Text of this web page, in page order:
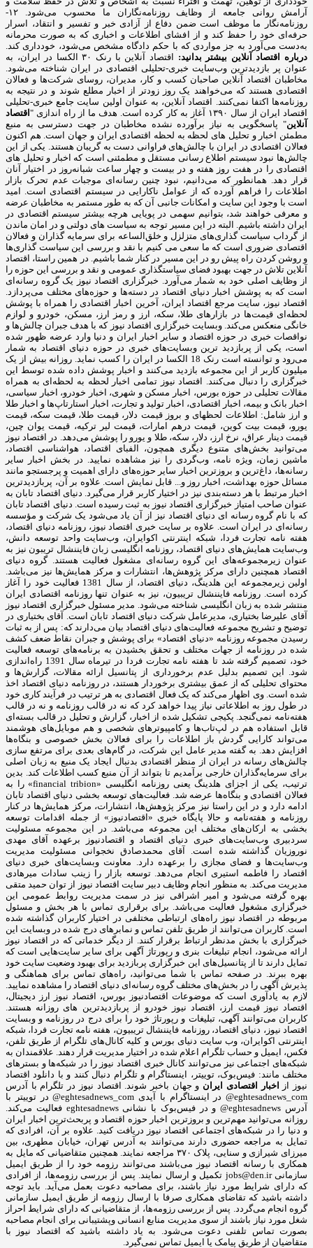
آرامش روانی جامعه از وظایف روزنامه‌نگاران ما محسوب می‌شود. ۱۲-
روزنامه‌نگار ما موظف است ضمن دفاع از آزادی خبر و تفسیر و انتقاد، اسرار
حرفه‌ای خود را حفظ کند و از افشای اطلاعات و اخباری که به صورت محرمانه
به‌دست می‌آورد به جز مواردی که با حکم دادگاه مشخص می‌شود، خودداری کند.
درباره اقتصاد آنلاین بیشتر بدانید:
اقتصاد آنلاین با رنک ۳۰ الکسا در ایران، به
عنوان پر بازدیدترین وب‌سایت خبری-تحلیلی اقتصادی در ایران شناخته می‌شود.
مخاطبان اقتصاد آنلاین صاحبان کسب و کار، مدیران، روسای شرکت‌ها و فعالان
اقتصادی هستند که می‌خواهند یک روز زودتر از اخبار مطلع شوند و در نتیجه به
روزنامه‌ها اکتفا نمی‌کنند. اقتصاد آنلاین، به عنوان اولین سایت جامع خبری-تحلیلی
اقتصاد ایران از سال ۱۳۹۰ آغاز به کار کرده است. هدف ما از راه اندازی "
اقتصاد
آنلاین" پاسخگویی به نیاز برآورده نشده مخاطبان در جهت دسترسی به منبع
مطمئن اخبار و تحلیل های لحظه به لحظه اقتصادی ایران و جهان است. هم اکنون
فعالان اقتصادی در ایران با چالش‌های فراوانی دست به گریبان هستند. یکی از این
چالش‌ها نبود سیستم اطلاع رسانی مستقل و مطمئنی است که اخبار و تحلیل های
اقتصادی را در هفت روز هفته و در بیست و چهار ساعت شبانه‌روز در اختیار آنان
قرار دهد. همانطور که می‌دانیم، نبود چنین رسانه‌ای موجبات عدم تحرک بازار
اطلاعات را فراهم آورده که از عوامل ناکارایی در سیستم اقتصادی است. امید
است با وجود این سایت و امکانات جانبی آن که به طور مستمر به مخاطبان عرضه
و معرفی خواهند شد، بتوانیم سهمی در پویایی هرچه بیشتر سیستم اقتصادی در
ایران داشته باشیم. البته در این مسیر توجه به سیاست های دولتی و در امان ماندن
از گرداب سیاست گذاری‌های متزلزل و خلق‌الساعه برای سرمایه گذاران و فعالان
اقتصادی ضروری است که ما سعی می کنیم با نقد و بررسی این سیاست گذاری‌ها
و روشن کردن راه پیش رو در این مسیر در کنار شما باشیم. در همین راستا، اقتصاد
آنلاین تلاش در جهت بهبود فضای سیاستگذاری عمومی و نقد و بررسی این حوزه را
از وظایف اصلی خود به شمار می‌آورد. خبرگزاری اقتصاد نیوز یک گروه رسانه‌ای
است که به پوشش اخبار دنیای اقتصاد در دسته‌ها و حوزه‌های مختلف می‌پردازد.
اقتصاد نیوز، سایت مرجع اقتصاد ایران، آخرین اخبار اقتصادی را همراه با پوشش
لحظه‌ای قیمت‌ها در بازارهای طلا، سکه، ارز و رمز ارز، مسکن، خودرو و لوازم
خانگی منعکس می‌کند. وبسایت خبرگزاری اقتصاد نیوز که با هدف جبران چالش‌ها و
نواقصات خبری در حوزه اقتصاد و سایر اخبار ایران و دنیا وارد عرضه ظهور شده
است، یکی از پربازدید ترین وبسایت‌های خبری در حوزه دنیای اقتصاد به شمار
می‌رود و توانسته است رنک 18 الکسا در ایران را کسب نماید. روزانه بیش از یک
میلیون کاربر از این مجموعه بازدید می‌کنند و اخبار پوشش داده شده توسط این
خبرگزاری را دنبال می‌کنند. اقتصاد نیوز تمامی اخبار لحظه به لحظه‌ای به همراه
مقالات تحلیلی در حوزه بورس، اخبار مسکن و شهری، اخبار خودرو، اخبار سیاسی،
اخبار بانک و بیمه، اخبار اقتصادی، اخبار تولید و تجارت، اخبار استارتاپ‌ها و اخبار طلا
و ارز شامل: اطلاعات لحظهای و بروز قیمت دلار، قیمت طلا، قیمت سکه، قیمت
یورو، قیمت بیت کوین، قیمت درهم امارات، قیمت لیر ترکیه، قیمت یوان چین،
قیمت دینار عراق، نرخ ارز، دلار، سکه، طلا و یورو را پوشش می‌دهد. در اقتصاد نیوز
می‌توانید بخش‌های متنوع دیگری همچون، الفبای اقتصاد، هواشناسی اقتصاد،
ماشین زمان، ویژه نامه، وب‌گردی را نیز مشاهده نمایید. در بخش اخبار سایر
رسانه‌ها، داغ‌ترین و بروزترین اخبار سایر حوزه‌های دارای اهمیت و پرجستجو مانند
مسائل حوزه بهداشت، اخبار روز و... قابل نمایش است. علاوه بر آن، پربازدیدترین
اخبار مرتبط با هر دسته‌بندی نیز در اختیار کاربر قرار می‌گیرد. دنیای اقتصاد تابان به
عنوان صاحب امتیاز خبرگزاری اقتصاد نیوز به ثبت رسیده است. دنیای اقتصاد تابان
که با نام گروه رسانه ای دنیای اقتصاد نیز از آن یاد می‌شود یک شرکت و مؤسسه
رسانه‌ای در ایران است. علاوه بر سایت خبری اقتصاد نیوز، روزنامه دنیای اقتصاد،
هفته ‌نامه تجارت فردا، شبکه اینترنتی اکوایران، وب‌سایت واحد توسعه دانش،
وب‌سایت همایش‌های دنیای اقتصاد، روزنامه انگلیسی ‌زبان فایننشال تریبون نیز به
عنوان زیرمجموعه‌های این گروه رسانه‌ای مشغول فعالیت هستند. گروه دنیای
اقتصاد همچنین دارای مرکز پژوهش‌ها، انتشارات و مرکز همایش‌ها نیز می‌باشد.
اولین زیرمجموعه این هلدینگ، دنیای اقتصاد، از سال 1381 فعالیت خود را آغاز
کرده است. روزنامه فایننشال تریبیون، نیز به عنوان تنها روزنامه اقتصادی ایران
منتشر شده به زبان انگلیسی شناخته می‌شود. مدیر مسئول خبرگزاری اقتصاد نیوز
آقای علیرضا بختیاری، مدیرعامل شرکت دنیای اقتصاد تابان است. آقای بختیاری در
توضیح و تشریح مجموعه فعالیت‌های دنیای اقتصاد بیان می‌دارند که: پس از به ثبات
رسیدن مجموعه روزنامه «دنیای اقتصاد» برای پوشش و جبران نقاط ضعف کشف
شده در روزنامه از جهات مختلف و تحقق بخشیدن به برنامه‌های توسعه فعالیت
خود، تصمیم گرفته شد تا هفته نامه تجارت فردا در تیرماه سال 1391 راه‌اندازی
شود. این تصمیم بدلیل عدم برخورداری از پتانسیل ارائه مقالات، گزارش‌ها و
محتوای تحلیلی که از عمق بیشتری برخوردار هستند، در روزنامه دنیای اقتصاد اخذ
شده است. وی اظهار می‌کند که یک فعال اقتصادی به هر ترتیب در فرآیند کاری خود
در طول روز به اطلاعاتی نیاز پیدا خواهد کرد که نه در قالب روزنامه و نه در قالب
هفته‌نامه نمی‌گنجد. پکیجی تشکیل شده از اخبار، گزارش و تحلیل در قالب بسته‌ای
قابل استفاده هم در لپ‌تاب‌ها و کامپیوترهای شخصی و هم موبایل‌های هوشمند
می‌تواند کارایی گردش باز اطلاعات را برای فعالان بخش خصوصی و بنگاه‌ها
افزایش دهد. به گفته مدیر عامل این شرکت، در گام‌های بعدی برای مرتفع سازی
چالش‌های رسانه در ایران از منظر اقتصادی بدنبال ایجاد یک منبع به زبان اصلی
برای سرمایه‌گذاران خارجی برآمدیم تا بتواند از آن منبع کسب اطلاعات کند. بدین
ترتیب، یکی از اجزای هلدینگ یعنی روزنامه انگلیسی «financial tribion» را به
فعالان اقتصادی و بنگاه‌ها عرضه شد. فعالیت‌های توسعه بخشی دنیای اقتصاد تابان
ادامه دارد و در این راستا نیز مرکز پژوهش‌ها، انتشارات، مرکز همایش‌ها در کنار
روزنامه و هفته‌نامه و حالا پایگاه خبری «اقتصادنیوز» از جمله اقدامات توسعه
بخشی به ارکان‌های مختلف این مجموعه می‌باشد. در این مجموعه مسئولیت
سردبیری وب‌سایت‌های خبری دنیای اقتصاد و اقتصادنیوز برعهده آقای مهدی
نوروزیان گذاشته شده است. آقای محمدصادق نخجوانی مسئولیت مدیریت
وب‌سایت‌ها و فضای مجازی را برعهده دارد. معاونت وبسایت‌های خبری دنیای
اقتصاد را فاطمه استیری انجام می‌دهد. توسعه بازار را زینب سادات میرهادی
مدیریت می‌کند. به منظور انجام وظایف دبیر سایت اقتصاد نیوز از توان حمید متقی
بهره گرفته می‌شود و امیر اشراقی نیز در سمت مدیریت روابط عمومی این
خبرگزاری مشغول فعالیت می‌باشد. برای برقراری تماس با هر بخش و مسئول
مربوطه در اقتصاد نیوز راه‌های ارتباطی مختلفی در اختیار کاربران گذاشته شده
است. کاربران می‌توانند از طریق تلفن تماس و نمابرهای درج شده در وبسایت این
خبرگزاری با بخش مدنظر ارتباط برقرار کنند. از دیگر خدماتی که در اقتصاد نیوز
ارائه می‌شود، انجام تبلیغات بنری و رپورتاژ آگهی برای سایر سایت‌هایی است که
تمایل دارند تا از پتانسیل‌های این خبرگزاری پربازدید برای بهبود وضعیت سایت خود
بهره ببرند. در صفحه تماس با شما می‌توانید، راه‌های تماس برای هماهنگی و
پذیرش آگهی را در بخش‌های مختلف گروه رسانه‌ای دنیای اقتصاد را مشاهده نمایید.
لازم به یادآوری است که موضوعات اقتصادنیوز بورس، اقتصاد نیوز ارز دیجیتال،
اقتصاد نیوز قیمت ارز، اقتصاد نیوز خودرو از پربازدیدترین های روزانه هستند.
کاربران می‌توانند آگهی، تبلیغات و رپورتاژ خود را برای درج در روزنامه و وبسایت
اقتصاد نیوز، دنیای اقتصاد، روزنامه فایننشال تریبیون، هفته نامه تجارت فردا، شبکه
اینترنتی اکوایران، وب سایت دنیای بورس و کلیه کانال‌های تلگرام از طریق تلفن،
فکس، ایمیل و حساب تلگرام اعلام شده در اختیار مدیریت قرار دهند. علاقمندان به
شبکه‎‌های اجتماعی نیز می‌توانند کانال خبری اقتصاد نیوز را در شبکه‌ها و بسترهای
مختلف مانند: فیس‌بوک، توییتر، اینستاگرام و تلگرام دنبال کنند و با دانلود اقتصاد
نیوز از اخبار اقتصادی ایران و جهان باخبر شوند. اقتصاد نیوز در تلگرام با آدرس
eghtesadnews_com@ در اینستاگرام با آیدی eghtesadnews_com@ در توییتر با
آدرس eghtesadnews@ و در فیس‌بوک با نشانی eghtesadnews فعالیت می‌کند.
روزانه می‌توانید مهم‌ترین و بروزترین اخبار حوزه اقتصاد و پربحث‌ترین اخبار ایران
و دنیا را در شبکه‌های اجتماعی اقتصاد نیوز دریافت کنید. علاوه بر آن، افرادی که
تمایل به مراجعه حضوری دارند می‌توانند به آدرس تهران، خیابان مطهری، بین
میرزای شیرازی و سنایی، پلاک ۳۷۰ مراجعه نمایند. همچنین متقاضیانی که مایل به
همکاری با رسانه‌ اقتصاد نیوز می‌باشند می‌توانند رزومه خود را از طریق ایمیل
سازمانی jobs@den.ir تکمیل و ارسال نمایند. پس از بررسی رزومه‌ها، از افرادی
که دارای شرایط مورد نیاز باشند، برای مصاحبه دعوت بعمل می‌آید. باید توجه
داشته باشید که تقاضای همکاری صرفا با ارسال رزومه از طریق ایمیل سازمانی
گروه انجام می‌گردد. پس از بررسی رزومه‌ها، از متقاضیانی که دارای شرایط احراز
شغل مورد نیاز باشند از سوی مدیریت منابع انسانی وپشتیبانی برای انجام مصاحبه
بصورت تماس تلفنی دعوت می‌شود. به یاد داشته باشید که اقتصاد نیوز با
متقاضیان از طریق پیامک یا ایمیل تماس نمی‌گیرد.